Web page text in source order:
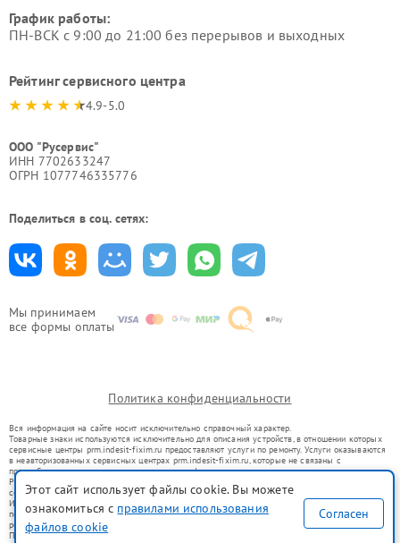
Мы принимаем
все формы оплаты
График работы:
ПН-ВСК с 9:00 до 21:00 без перерывов и выходных
Рейтинг сервисного центра
4.9-5.0
ООО "Русервис"
ИНН 7702633247
ОГРН 1077746335776
Поделиться в соц. сетях:
Политика конфиденциальности
Вся информация на сайте носит исключительно справочный характер.
Товарные знаки используются исключительно для описания устройств, в отношении которых
сервисные центры prm.indesit-fixim.ru предоставляют услуги по ремонту. Услуги оказываются
в неавторизованных сервисных центрах prm.indesit-fixim.ru, которые не связаны с
правообладателями товарных знаков или их официальными представителями.
Ремонт осуществляется для устройств, уже введенных в гражданский оборот в соответствии
со статьей 1487 ГК РФ.
Использование товарных знаков не преследует цели индивидуализации услуг или введения
потребителей в заблуждение, а служит для информирования о предоставляемых услугах по
ремонту техники указанных брендов.
Представленная на сайте информация не является публичной офертой, определяемой
Этот сайт использует файлы cookie. Вы можете
ознакомиться с правилами использования
файлов cookie
Согласен